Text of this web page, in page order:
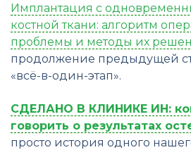
Имплантация с
костной ткани: алгоритм
проблемы и методы их
продолжение предыдущей
«всё-в-один-этап».
СДЕЛАНО В КЛИНИКЕ ИН:
говорить о результатах
просто история одного